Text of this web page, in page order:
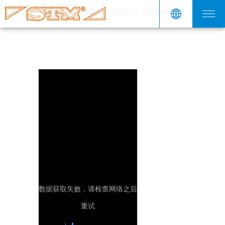
效率高·成本领导